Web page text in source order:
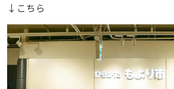
↓こちら